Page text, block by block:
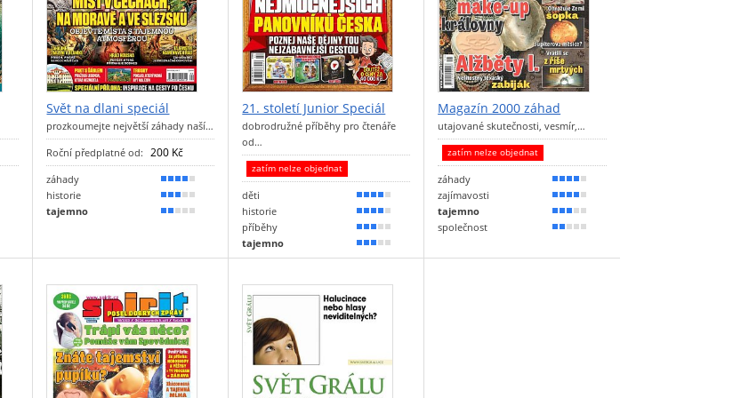
Svět na dlani speciál
prozkoumejte největší záhady naší…
Roční předplatné od: 200 Kč
záhady
70 %
historie
60 %
tajemno
40 %
21. století Junior Speciál
dobrodružné příběhy pro čtenáře
od…
zatím nelze objednat
děti
80 %
historie
70 %
příběhy
60 %
tajemno
60 %
Magazín 2000 záhad
utajované skutečnosti, vesmír,…
zatím nelze objednat
záhady
80 %
zajímavosti
70 %
tajemno
60 %
společnost
40 %